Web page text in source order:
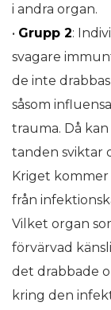
i andra organ.
• Grupp 2:
svagare
de inte
såsom
trauma. Då
tanden sviktar
Kriget
från
Vilket organ
förvärvad
det drabbade
kring den